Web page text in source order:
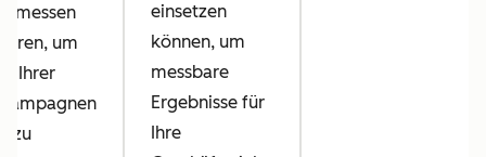
messen
um
Ihrer
zu
einsetzen
können, um
messbare
Ergebnisse für
Ihre